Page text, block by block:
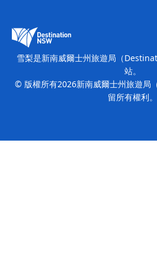
新南威爾士州旅遊局（
繽紛雪梨燈光音樂節
雪梨是新南威爾士州旅遊局（
站。
© 版權所有2026新南威爾士州旅遊局
留所有權利。